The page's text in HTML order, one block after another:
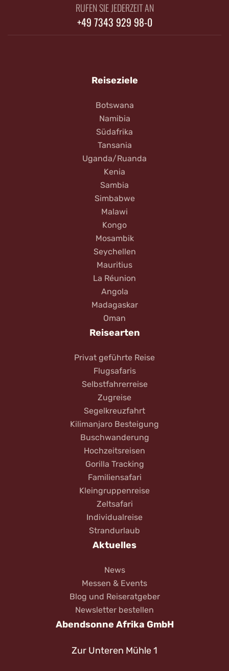
RUFEN SIE JEDERZEIT AN
+49 7343 929 98-0
Reiseziele
Botswana
Namibia
Südafrika
Tansania
Uganda/Ruanda
Kenia
Sambia
Simbabwe
Malawi
Kongo
Mosambik
Seychellen
Mauritius
La Réunion
Angola
Madagaskar
Oman
Reisearten
Privat geführte Reise
Flugsafaris
Selbstfahrerreise
Zugreise
Segelkreuzfahrt
Kilimanjaro Besteigung
Buschwanderung
Hochzeitsreisen
Gorilla Tracking
Familiensafari
Kleingruppenreise
Zeltsafari
Individualreise
Strandurlaub
Aktuelles
News
Messen & Events
Blog und Reiseratgeber
Newsletter bestellen
Abendsonne Afrika GmbH
Zur Unteren Mühle 1